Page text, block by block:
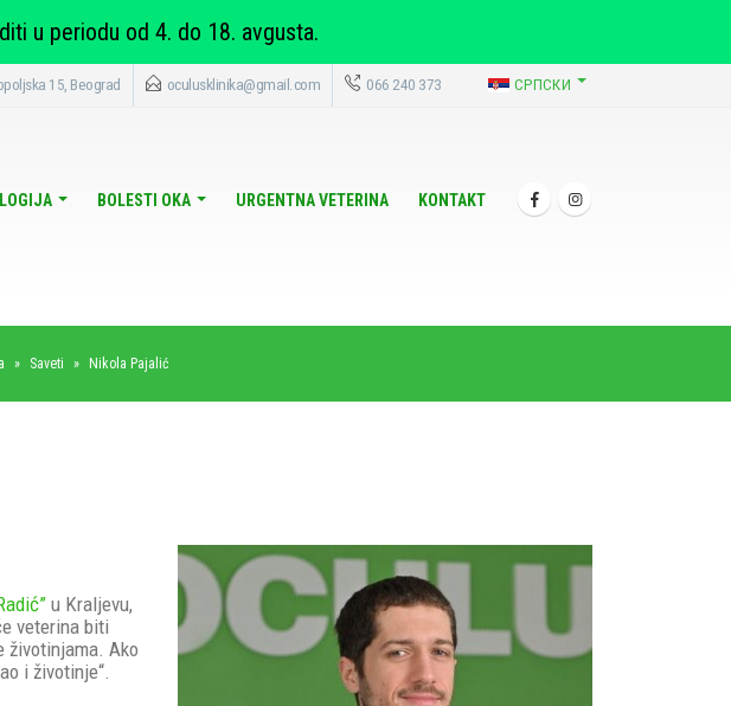
15, Beograd oculusklinika@gmail.com 066 240 373 СРПСКИ
BOLESTI OKA URGENTNA VETERINA KONTAKT
» Saveti » Nikola Pajalić
u Kraljevu,
veterina biti
životinjama. Ako
i životinje“.
u periodu od 4. do 18. avgusta.